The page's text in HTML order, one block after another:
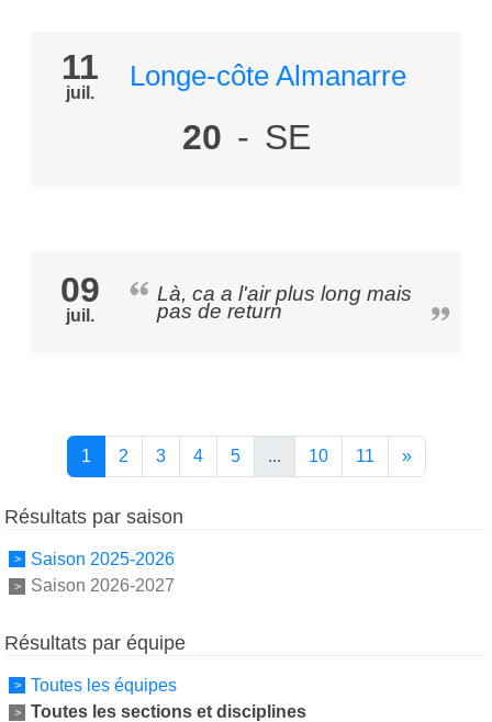
11
juil.
Longe-côte Almanarre
20 - SE
09
juil.
Là, ca a l'air plus long mais
pas de return
1 2 3 4 5 ... 10 11 »
Résultats par saison
Saison 2025-2026
Saison 2026-2027
Résultats par équipe
Toutes les équipes
Toutes les sections et disciplines